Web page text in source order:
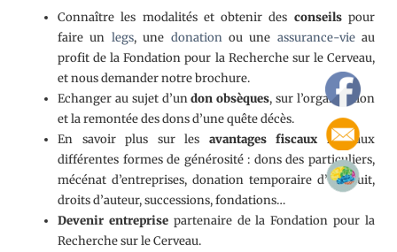
Connaître les modalités et obtenir des conseilspour
faire un legs, une donationou une assurance-vieau
profit de la Fondation pour la Recherche sur le Cerveau,
et nous demander notre brochure.
Echanger au sujet d’undon obsèques, sur l’organisation
et la remontée des dons d’une quête décès.
En savoir plus sur les avantages fiscaux liés aux
différentes formes de générosité : dons des particuliers,
mécénat d’entreprises, donation temporaire d’usufruit,
droits d’auteur, successions, fondations…
Devenir entreprisepartenaire de la Fondation pour la
Recherche sur le Cerveau.